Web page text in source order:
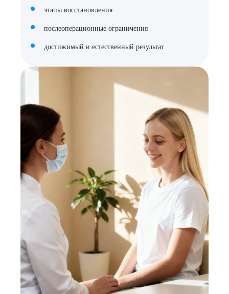
этапы восстановления
послеоперационные ограничения
достижимый и естественный результат